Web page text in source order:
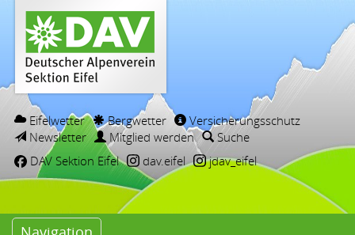
Eifelwetter Bergwetter
Versicherungsschutz
Newsletter
Mitglied werden
Suche
DAV Sektion Eifel
dav.eifel jdav_eifel